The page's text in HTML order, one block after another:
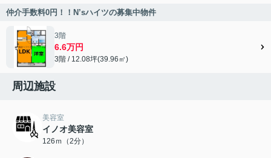
仲介手数料0円！！N’sハイツの募集中物件
3階
6.6万円
3階 / 12.08坪(39.96㎡)
周辺施設
美容室
イノオ美容室
126ｍ（2分）